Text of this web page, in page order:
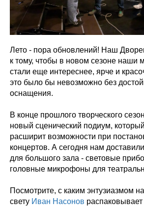
Лето - пора обновлений! Наш
к тому, чтобы в новом сезоне наши
стали еще интереснее, ярче и
это было бы невозможно без
оснащения.
В конце прошлого творческого
новый сценический подиум,
расширит возможности при
концертов. А сегодня нам
для большого зала - световые
головные микрофоны для
Посмотрите, с каким энтузиазмом
свету Иван Насонов